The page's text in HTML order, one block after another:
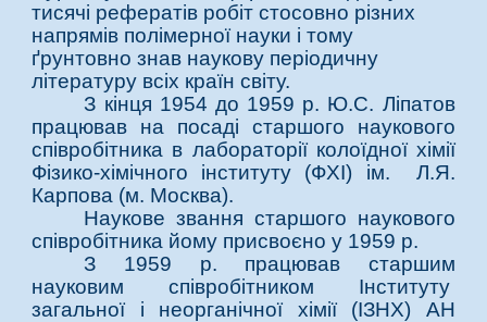
тисячі рефератів робіт стосовно різних
напрямів полімерної науки і тому
ґрунтовно знав наукову періодичну
літературу всіх країн світу.
З кінця 1954 до 1959 р. Ю.С. Ліпатов
працював на посаді старшого наукового
співробітника в лабораторії колоїдної хімії
Фізико-хімічного інституту (ФХІ) ім. Л.Я.
Карпова (м. Москва).
Наукове звання старшого наукового
співробітника йому присвоєно у 1959 р.
З 1959 р. працював старшим
науковим співробітником Інституту
загальної і неорганічної хімії (ІЗНХ) АН